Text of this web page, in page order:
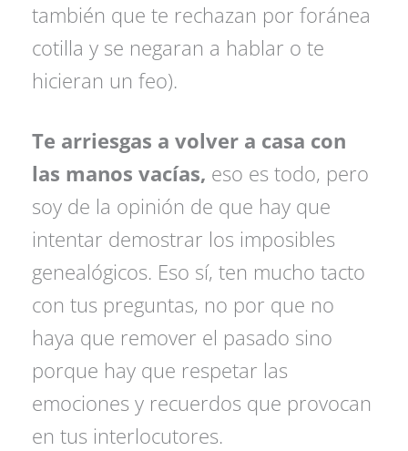
también que te rechazan por foránea
cotilla y se negaran a hablar o te
hicieran un feo).
Te arriesgas a volver a casa con
las manos vacías, eso es todo, pero
soy de la opinión de que hay que
intentar demostrar los imposibles
genealógicos. Eso sí, ten mucho tacto
con tus preguntas, no por que no
haya que remover el pasado sino
porque hay que respetar las
emociones y recuerdos que provocan
en tus interlocutores.